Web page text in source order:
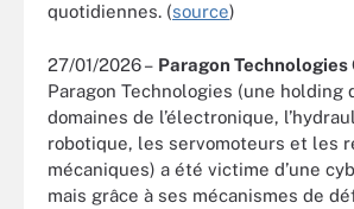
quotidiennes. (source)
27/01/2026 – Paragon Technologies
Paragon Technologies (une holding
domaines de l’électronique,
robotique, les servomoteurs et les
mécaniques) a été victime d’une
mais grâce à ses mécanismes de